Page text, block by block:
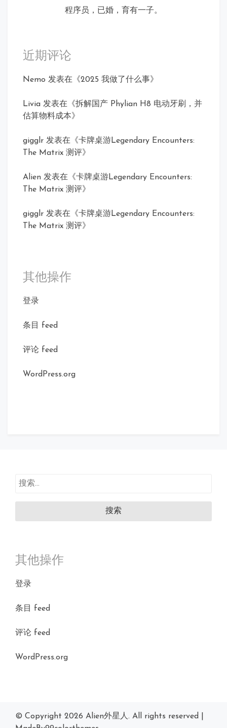
程序员，已婚，育有一子。
近期评论
Nemo 发表在《2025 我做了什么事》
Livia 发表在《拆解国产 Phylian H8 电动牙刷，并
估算物料成本》
gigglr 发表在《卡牌桌游Legendary Encounters:
The Matrix 测评》
Alien 发表在《卡牌桌游Legendary Encounters:
The Matrix 测评》
gigglr 发表在《卡牌桌游Legendary Encounters:
The Matrix 测评》
其他操作
登录
条目 feed
评论 feed
WordPress.org
搜
其他操作
登录
条目 feed
评论 feed
WordPress.org
© Copyright 2026 Alien外星人. All rights reserved